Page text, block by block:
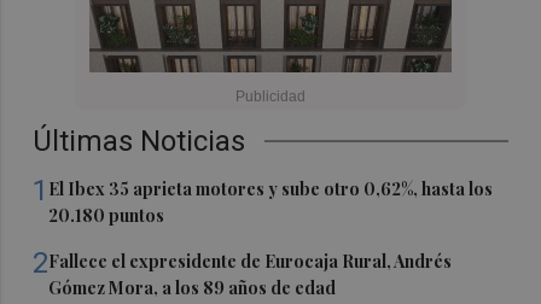
Últimas Noticias
1 El Ibex 35 aprieta motores y sube otro 0,62%, hasta los
20.180 puntos
2Fallece el expresidente de Eurocaja Rural, Andrés
Gómez Mora, a los 89 años de edad